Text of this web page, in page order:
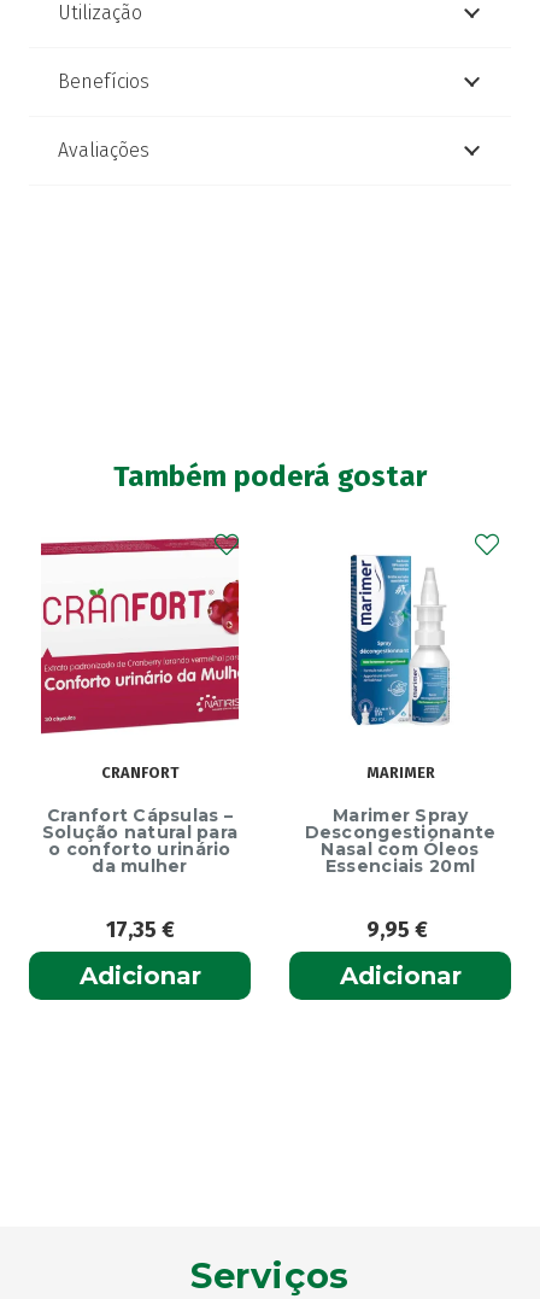
Utilização
Benefícios
Avaliações
Também poderá gostar
CRANFORT
Cranfort Cápsulas –
Solução natural para
o conforto urinário
da mulher
17,35€
Adicionar
MARIMER
Marimer Spray
Descongestionante
Nasal com Óleos
Essenciais 20ml
9,95€
Adicionar
Serviços